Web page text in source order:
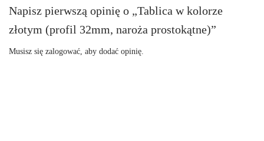
Napisz pierwszą opinię o „Tablica w kolorze
złotym (profil 32mm, naroża prostokątne)”
Musisz sięzalogować , aby dodać opinię.